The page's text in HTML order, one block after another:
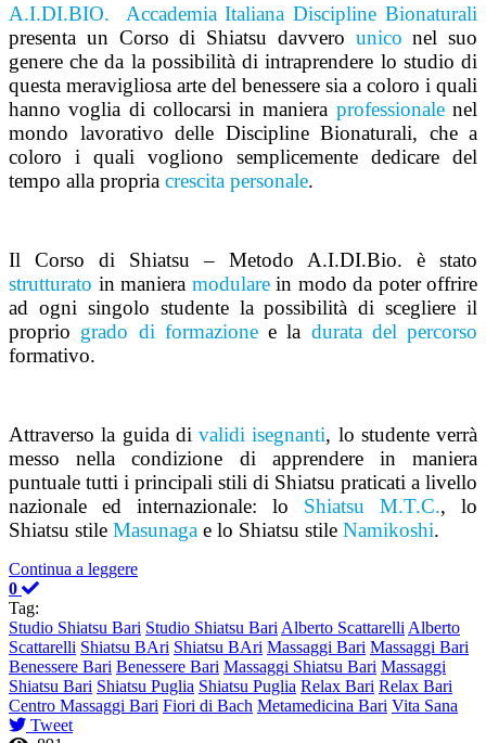
A.I.DI.BIO. Accademia Italiana Discipline Bionaturali
presenta un Corso di Shiatsu davvero unico nel suo
genere che da la possibilità di intraprendere lo studio di
questa meravigliosa arte del benessere sia a coloro i quali
hanno voglia di collocarsi in maniera professionalenel
mondo lavorativo delle Discipline Bionaturali, che a
coloro i quali vogliono semplicemente dedicare del
tempo alla propria crescita personale.
Il Corso di Shiatsu – Metodo A.I.DI.Bio. è stato
strutturato in maniera modularein modo da poter offrire
ad ogni singolo studente la possibilità di scegliere il
proprio grado di formazionee la durata del percorso
formativo.
Attraverso la guida di validi isegnanti, lo studente verrà
messo nella condizione di apprendere in maniera
puntuale tutti i principali stili di Shiatsu praticati a livello
nazionale ed internazionale: lo Shiatsu M.T.C., lo
Shiatsu stile Masunaga e lo Shiatsu stile Namikoshi.
Continua a leggere
0
Tag:
Studio Shiatsu Bari Studio Shiatsu Bari Alberto Scattarelli Alberto
Scattarelli Shiatsu BAri Shiatsu BAri Massaggi Bari Massaggi Bari
Benessere Bari Benessere Bari Massaggi Shiatsu Bari Massaggi
Shiatsu Bari Shiatsu Puglia Shiatsu Puglia Relax Bari Relax Bari
Centro Massaggi Bari Fiori di Bach Metamedicina Bari Vita Sana
Tweet